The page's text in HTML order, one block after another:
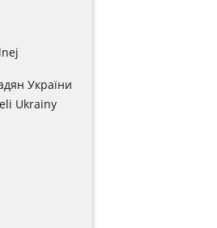
України
Ukrainy